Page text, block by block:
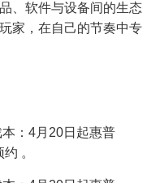
、软件与设备间的生态
家，在自己的节奏中专
：4月20日起惠普
。